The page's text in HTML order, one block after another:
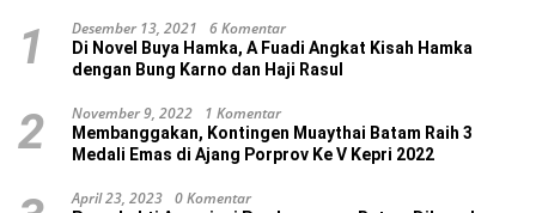
1 Desember 13, 2021 6 Komentar
Di Novel Buya Hamka, A Fuadi Angkat Kisah Hamka
dengan Bung Karno dan Haji Rasul
2 November 9, 2022 1 Komentar
Membanggakan, Kontingen Muaythai Batam Raih 3
Medali Emas di Ajang Porprov Ke V Kepri 2022
April 23, 2023 0 Komentar